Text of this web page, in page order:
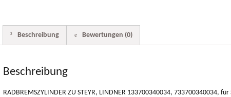
Beschreibung Bewertungen (0)
Beschreibung
RADBREMSZYLINDER ZU STEYR, LINDNER 133700340034, 733700340034,